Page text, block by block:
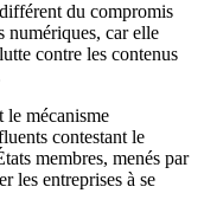
du compromis
numériques, car elle
contre les contenus
le mécanisme
contestant le
membres, menés par
les entreprises à se